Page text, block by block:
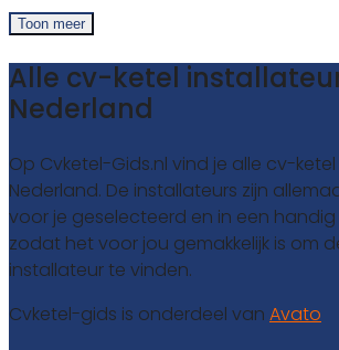
Toon meer
Alle cv-ketel
Nederland
Op Cvketel-Gids.nl vind je alle cv-
Nederland. De installateurs zijn
voor je geselecteerd en in een
zodat het voor jou gemakkelijk is om
installateur te vinden.
Cvketel-gids is onderdeel van Avato